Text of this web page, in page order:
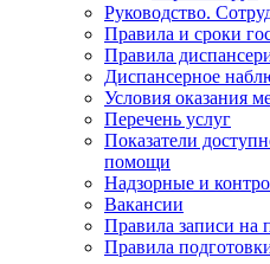
Руководство.
Правила и сроки
Правила
Диспансерное
Условия оказания
Перечень услуг
Показатели
помощи
Надзорные и
Вакансии
Правила записи на
Правила